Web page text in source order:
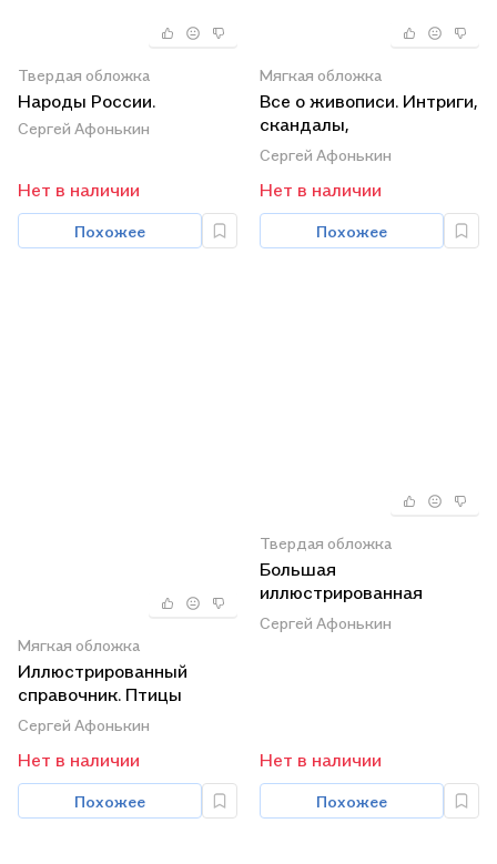
Твердая обложка
Народы России.
Сергей Афонькин
Нет в наличии
Похожее
Мягкая обложка
Все о живописи. Интриги,
скандалы,
расследования
Сергей Афонькин
Нет в наличии
Похожее
Мягкая обложка
Иллюстрированный
справочник. Птицы
европейской части
России.
Сергей Афонькин
Нет в наличии
Похожее
Твердая обложка
Большая
иллюстрированная
энциклопедия. Птицы
России
Сергей Афонькин
Нет в наличии
Похожее